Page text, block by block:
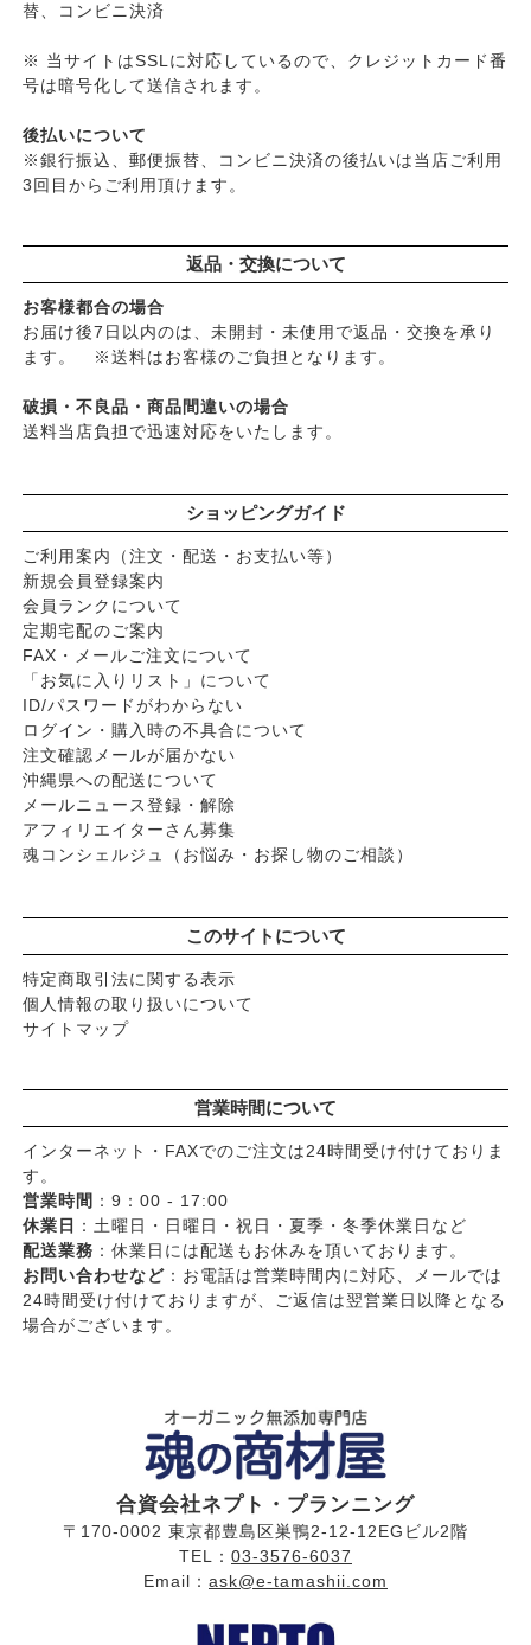
替、コンビニ決済
※ 当サイトはSSLに対応しているので、クレジットカード番
号は暗号化して送信されます。
後払いについて
※銀行振込、郵便振替、コンビニ決済の後払いは当店ご利用
3回目からご利用頂けます。
返品・交換について
お客様都合の場合
お届け後7日以内のは、未開封・未使用で返品・交換を承り
ます。 ※送料はお客様のご負担となります。
破損・不良品・商品間違いの場合
送料当店負担で迅速対応をいたします。
ショッピングガイド
ご利用案内（注文・配送・お支払い等）
新規会員登録案内
会員ランクについて
定期宅配のご案内
FAX・メールご注文について
「お気に入りリスト」について
ID/パスワードがわからない
ログイン・購入時の不具合について
注文確認メールが届かない
沖縄県への配送について
メールニュース登録・解除
アフィリエイターさん募集
魂コンシェルジュ（お悩み・お探し物のご相談）
このサイトについて
特定商取引法に関する表示
個人情報の取り扱いについて
サイトマップ
営業時間について
インターネット・FAXでのご注文は24時間受け付けておりま
す。
営業時間 ：9：00 - 17:00
休業日
：土曜日・日曜日・祝日・夏季・冬季休業日など
配送業務 ：休業日には配送もお休みを頂いております。
お問い合わせなど：お電話は営業時間内に対応、メールでは
24時間受け付けておりますが、ご返信は翌営業日以降となる
場合がございます。
合資会社ネプト・プランニング
〒170-0002 東京都豊島区巣鴨2-12-12EGビル2階
TEL： 03-3576-6037
Email： ask@e-tamashii.com